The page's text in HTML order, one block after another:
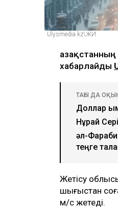
Ulysmedia.kz\ЖИ
хабарлайды
ТАҒЫ ДА
Доллар
Нұрай
әл-
теңге
Жетісу
шығыстан
м/с жетеді.